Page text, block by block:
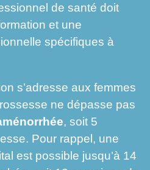
de santé doit
et une
spécifiques à
s’adresse aux femmes
ne dépasse pas
, soit 5
Pour rappel, une
est possible jusqu’à 14